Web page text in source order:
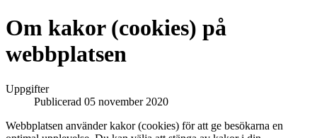
Om kakor (cookies) på
webbplatsen
Uppgifter
Publicerad 05 november 2020
Webbplatsen använder kakor (cookies) för att ge besökarna en